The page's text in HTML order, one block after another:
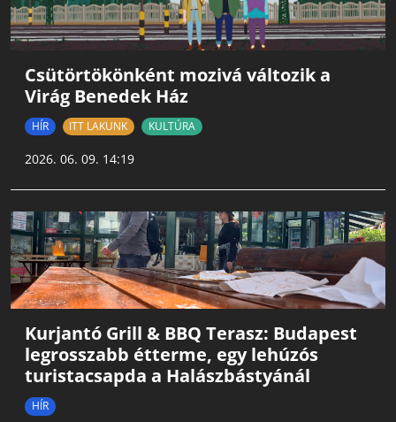
Csütörtökönként mozivá változik a
Virág Benedek Ház
HÍR ITT LAKUNK KULTÚRA
2026. 06. 09. 14:19
Kurjantó Grill & BBQ Terasz: Budapest
legrosszabb étterme, egy lehúzós
turistacsapda a Halászbástyánál
HÍR